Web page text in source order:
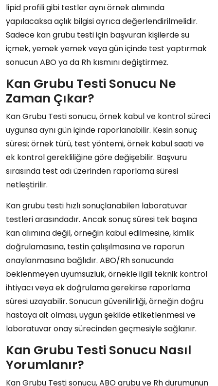
lipid profili gibi testler aynı örnek alımında
yapılacaksa açlık bilgisi ayrıca değerlendirilmelidir.
Sadece kan grubu testi için başvuran kişilerde su
içmek, yemek yemek veya gün içinde test yaptırmak
sonucun ABO ya da Rh kısmını değiştirmez.
Kan Grubu Testi Sonucu Ne
Zaman Çıkar?
Kan Grubu Testi sonucu, örnek kabul ve kontrol süreci
uygunsa aynı gün içinde raporlanabilir. Kesin sonuç
süresi; örnek türü, test yöntemi, örnek kabul saati ve
ek kontrol gerekliliğine göre değişebilir. Başvuru
sırasında test adı üzerinden raporlama süresi
netleştirilir.
Kan grubu testi hızlı sonuçlanabilen laboratuvar
testleri arasındadır. Ancak sonuç süresi tek başına
kan alımına değil, örneğin kabul edilmesine, kimlik
doğrulamasına, testin çalışılmasına ve raporun
onaylanmasına bağlıdır. ABO/Rh sonucunda
beklenmeyen uyumsuzluk, örnekle ilgili teknik kontrol
ihtiyacı veya ek doğrulama gerekirse raporlama
süresi uzayabilir. Sonucun güvenilirliği, örneğin doğru
hastaya ait olması, uygun şekilde etiketlenmesi ve
laboratuvar onay sürecinden geçmesiyle sağlanır.
Kan Grubu Testi Sonucu Nasıl
Yorumlanır?
Kan Grubu Testi sonucu, ABO grubu ve Rh durumunun